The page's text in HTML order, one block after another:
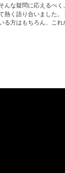
んな疑問に応えるべ
く語り合いました
る方はもちろん、こ